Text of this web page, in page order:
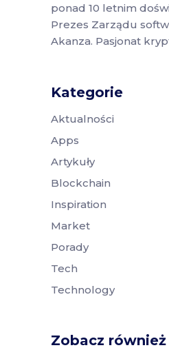
ponad 10 letnim
Prezes Zarządu
Akanza. Pasjonat
Kategorie
Aktualności
Apps
Artykuły
Blockchain
Inspiration
Market
Porady
Tech
Technology
Zobacz również